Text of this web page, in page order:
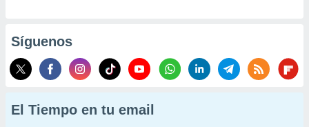
Síguenos
El Tiempo en tu email